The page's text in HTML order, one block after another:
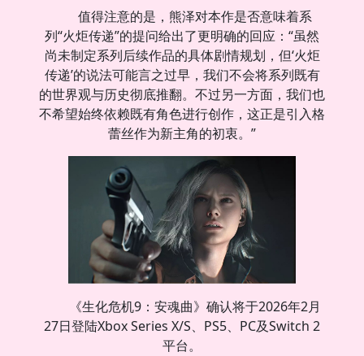
值得注意的是，熊泽对本作是否意味着系
列“火炬传递”的提问给出了更明确的回应：“虽然
尚未制定系列后续作品的具体剧情规划，但‘火炬
传递’的说法可能言之过早，我们不会将系列既有
的世界观与历史彻底推翻。不过另一方面，我们也
不希望始终依赖既有角色进行创作，这正是引入格
蕾丝作为新主角的初衷。”
《生化危机9：安魂曲》确认将于2026年2月
27日登陆Xbox Series X/S、PS5、PC及Switch 2
平台。